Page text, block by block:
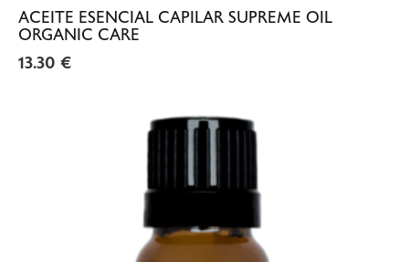
ACEITE ESENCIAL CAPILAR SUPREME OIL
ORGANIC CARE
13.30 €